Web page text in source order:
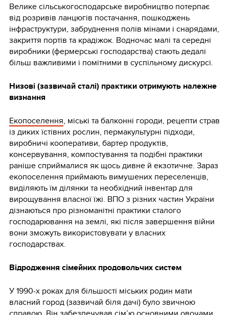
Велике сільськогосподарське виробництво потерпає
від розривів ланцюгів постачання, пошкоджень
інфраструктури, забруднення полів мінами і снарядами,
закриття портів та крадіжок. Водночас малі та середні
виробники (фермерські господарства) стають дедалі
більш важливими і помітними в суспільному дискурсі.
Низові (зазвичай сталі) практики отримують належне
визнання
Екопоселення, міські та балконні городи, рецепти страв
із диких їстівних рослин, пермакультурні підходи,
виробничі кооперативи, бартер продуктів,
консервування, компостування та подібні практики
раніше сприймалися як щось дивне й екзотичне. Зараз
екопоселення приймають вимушених переселенців,
виділяють їм ділянки та необхідний інвентар для
вирощування власної їжі. ВПО з різних частин України
дізнаються про різноманітні практики сталого
господарювання на землі, які після завершення війни
вони зможуть використовувати у власних
господарствах.
Відродження сімейних продовольчих систем
У 1990-х роках для більшості міських родин мати
власний город (зазвичай біля дачі) було звичною